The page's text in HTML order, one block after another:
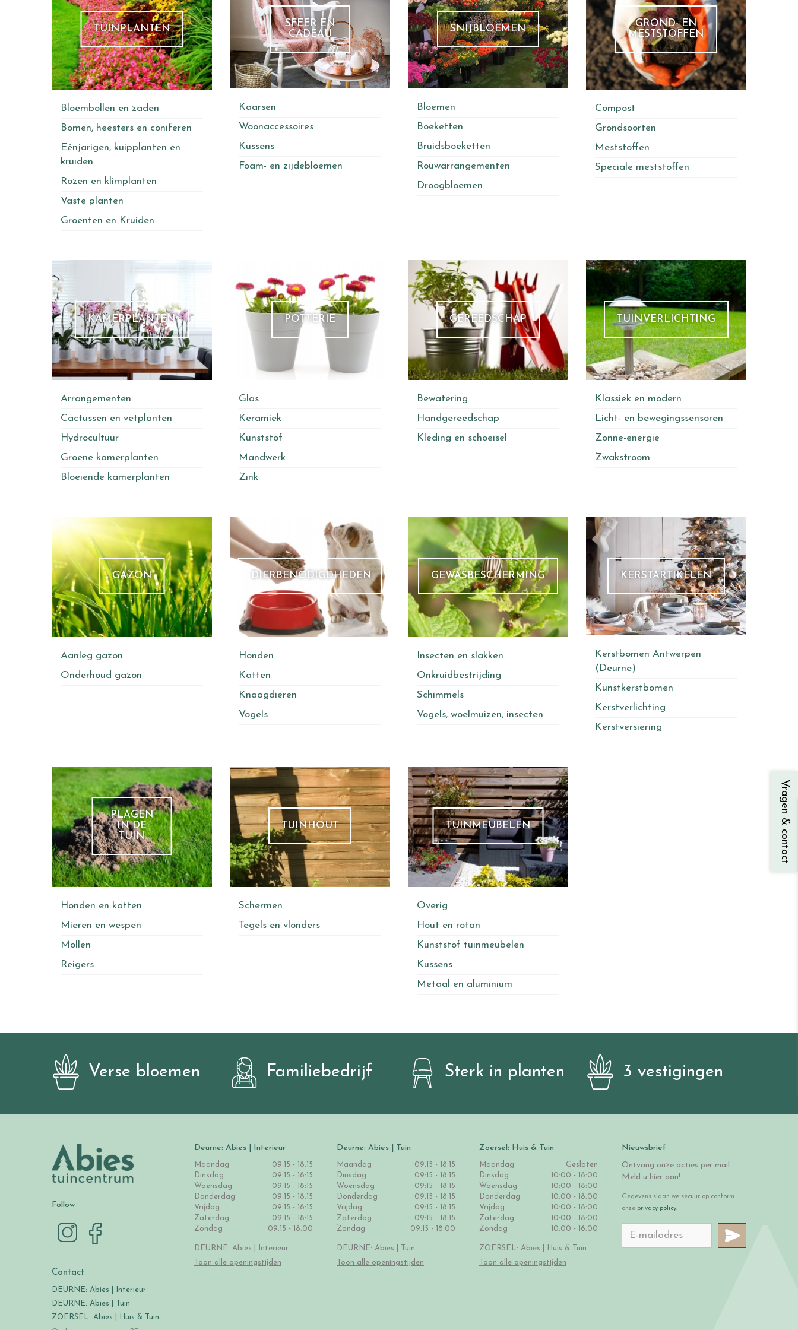
TUINPLANTEN
Bloembollen en zaden
Bomen, heesters en coniferen
Eénjarigen, kuipplanten en
kruiden
Rozen en klimplanten
Vaste planten
Groenten en Kruiden
SFEER EN
CADEAU
Kaarsen
Woonaccessoires
Kussens
Foam- en zijdebloemen
SNIJBLOEMEN
Bloemen
Boeketten
Bruidsboeketten
Rouwarrangementen
Droogbloemen
GROND- EN
MESTSTOFFEN
Compost
Grondsoorten
Meststoffen
Speciale meststoffen
KAMERPLANTEN
Arrangementen
Cactussen en vetplanten
Hydrocultuur
Groene kamerplanten
Bloeiende kamerplanten
POTTERIE
Glas
Keramiek
Kunststof
Mandwerk
Zink
GEREEDSCHAP
Bewatering
Handgereedschap
Kleding en schoeisel
TUINVERLICHTING
Klassiek en modern
Licht- en bewegingssensoren
Zonne-energie
Zwakstroom
GAZON
Aanleg gazon
Onderhoud gazon
DIERBENODIGDHEDEN
Honden
Katten
Knaagdieren
Vogels
GEWASBESCHERMING
Insecten en slakken
Onkruidbestrijding
Schimmels
Vogels, woelmuizen, insecten
KERSTARTIKELEN
Kerstbomen Antwerpen
(Deurne)
Kunstkerstbomen
Kerstverlichting
Kerstversiering
PLAGEN
IN DE
TUIN
Honden en katten
Mieren en wespen
Mollen
Reigers
TUINHOUT
Schermen
Tegels en vlonders
TUINMEUBELEN
Overig
Hout en rotan
Kunststof tuinmeubelen
Kussens
Metaal en aluminium
Verse bloemen Familiebedrijf Sterk in planten 3 vestigingen
Follow
Contact
DEURNE: Abies | Interieur
DEURNE: Abies | Tuin
ZOERSEL: Abies | Huis & Tuin
Deurne: Abies | Interieur
Maandag
09:15 - 18:15
Dinsdag
09:15 - 18:15
Woensdag
09:15 - 18:15
Donderdag
09:15 - 18:15
Vrijdag
09:15 - 18:15
Zaterdag
09:15 - 18:15
Zondag
09:15 - 18:00
DEURNE: Abies | Interieur
Toon alle openingstijden
Deurne: Abies | Tuin
Maandag
09:15 - 18:15
Dinsdag
09:15 - 18:15
Woensdag
09:15 - 18:15
Donderdag
09:15 - 18:15
Vrijdag
09:15 - 18:15
Zaterdag
09:15 - 18:15
Zondag
09:15 - 18:00
DEURNE: Abies | Tuin
Toon alle openingstijden
Zoersel: Huis & Tuin
Maandag
Gesloten
Dinsdag
10:00 - 18:00
Woensdag
10:00 - 18:00
Donderdag
10:00 - 18:00
Vrijdag
10:00 - 18:00
Zaterdag
10:00 - 18:00
Zondag
10:00 - 16:00
ZOERSEL: Abies | Huis & Tuin
Toon alle openingstijden
Nieuwsbrief
Ontvang onze acties per mail.
Meld u hier aan!
Gegevens slaan we secuur op conform
onze privacy policy.
Vragen & contact